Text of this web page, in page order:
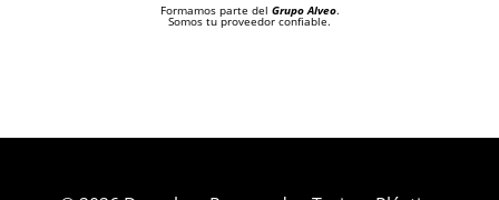
Formamos parte del Grupo Alveo.
Somos tu proveedor confiable.